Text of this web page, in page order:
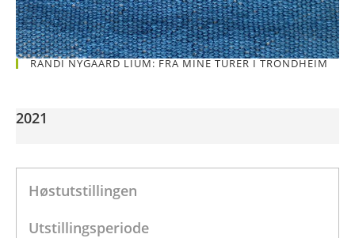
RANDI NYGAARD LIUM: FRA MINE TURER I TRONDHEIM
2021
Høstutstillingen
Utstillingsperiode